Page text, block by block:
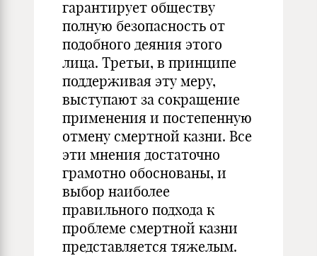
гарантирует обществу
полную безопасность от
подобного деяния этого
лица. Третьи, в принципе
поддерживая эту меру,
выступают за сокращение
применения и постепенную
отмену смертной казни. Все
эти мнения достаточно
грамотно обоснованы, и
выбор наиболее
правильного подхода к
проблеме смертной казни
представляется тяжелым.